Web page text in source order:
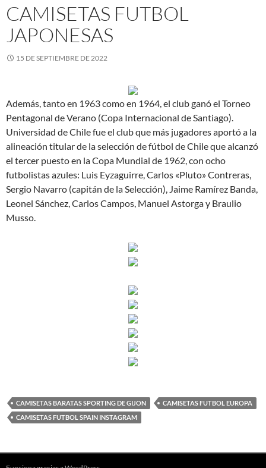
CAMISETAS FUTBOL
JAPONESAS
15 DE SEPTIEMBRE DE 2022
Además, tanto en 1963 como en 1964, el club ganó el Torneo
Pentagonal de Verano (Copa Internacional de Santiago).
Universidad de Chile fue el club que más jugadores aportó a la
alineación titular de la selección de fútbol de Chile que alcanzó
el tercer puesto en la Copa Mundial de 1962, con ocho
futbolistas azules: Luis Eyzaguirre, Carlos «Pluto» Contreras,
Sergio Navarro (capitán de la Selección), Jaime Ramírez Banda,
Leonel Sánchez, Carlos Campos, Manuel Astorga y Braulio
Musso.
CAMISETAS BARATAS SPORTING DE GIJON
CAMISETAS FUTBOL EUROPA
CAMISETAS FUTBOL SPAIN INSTAGRAM